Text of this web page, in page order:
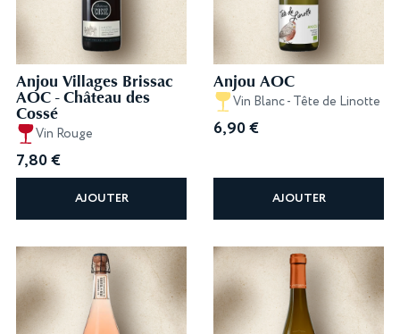
Anjou Villages Brissac
AOC - Château des
Cossé
Vin Rouge
7,80€
AJOUTER
Anjou AOC
Vin Blanc - Tête de Linotte
6,90€
AJOUTER